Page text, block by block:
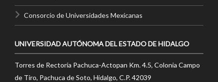
Consorcio de Universidades Mexicanas
UNIVERSIDAD AUTÓNOMA DEL ESTADO DE HIDALGO
Torres de Rectoría Pachuca-Actopan Km. 4.5, Colonia Campo
de Tiro, Pachuca de Soto, Hidalgo, C.P. 42039